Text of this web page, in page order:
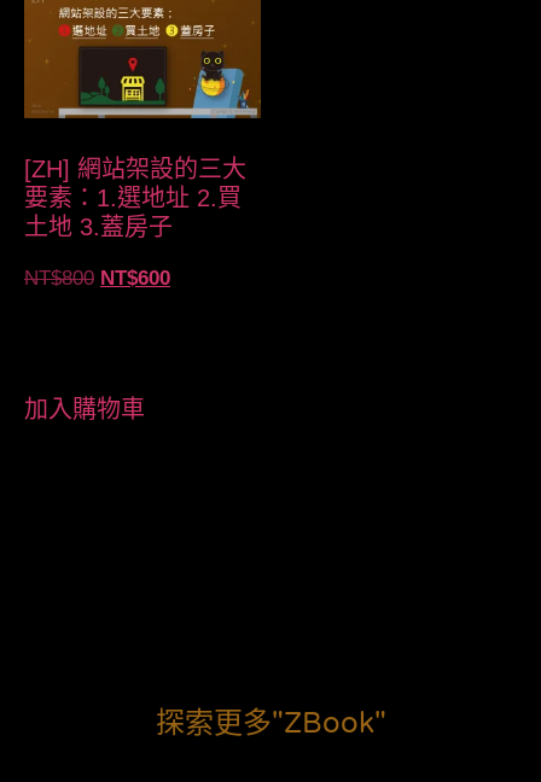
[ZH] 網站架設的三大
要素：1.選地址 2.買
土地 3.蓋房子
NT$800 NT$600
加入購物車
探索更多"zBook"